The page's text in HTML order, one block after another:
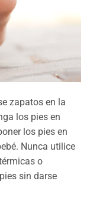
zapatos en la
los pies en
los pies en
Nunca utilice
o
sin darse